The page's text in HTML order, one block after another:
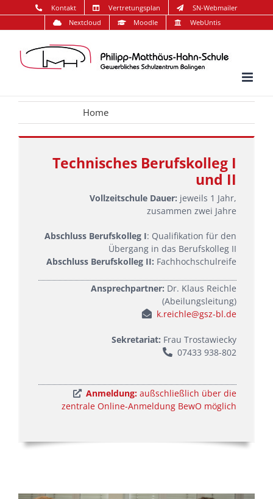
Inhalt
springen
Kontakt Vertretungsplan
SN-Webmailer
Nextcloud
Moodle WebUntis
Home
Technisches Berufskolleg I
und II
Vollzeitschule Dauer: jeweils 1 Jahr,
zusammen zwei Jahre
Abschluss Berufskolleg I: Qualifikation für den
Übergang in das Berufskolleg II
Abschluss Berufskolleg II: Fachhochschulreife
Ansprechpartner: Dr. Klaus Reichle
(Abeilungsleitung)
k.reichle@gsz-bl.de
Sekretariat: Frau Trostawiecky
07433 938-802
Anmeldung: außschließlich über die
zentrale Online-Anmeldung BewO möglich